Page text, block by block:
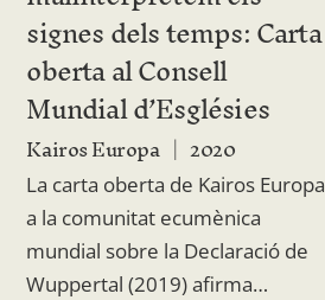
signes dels temps: Carta
oberta al Consell
Mundial d’Esglésies
Kairos Europa 2020
La carta oberta de Kairos Europa
a la comunitat ecumènica
mundial sobre la Declaració de
Wuppertal (2019) afirma…